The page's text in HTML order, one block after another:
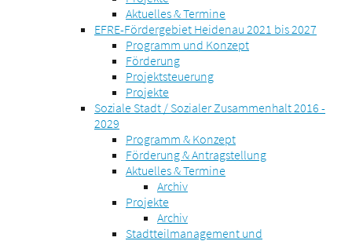
Aktuelles & Termine
EFRE-Fördergebiet Heidenau 2021 bis 2027
Programm und Konzept
Förderung
Projektsteuerung
Projekte
Soziale Stadt / Sozialer Zusammenhalt 2016 -
2029
Programm & Konzept
Förderung & Antragstellung
Aktuelles & Termine
Archiv
Projekte
Archiv
Stadtteilmanagement und